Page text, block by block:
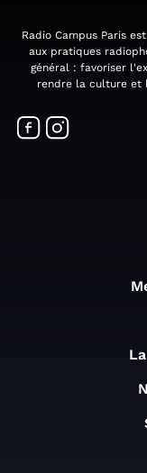
Radio Campus Paris
aux pratiques
général : favoriser
rendre la culture et